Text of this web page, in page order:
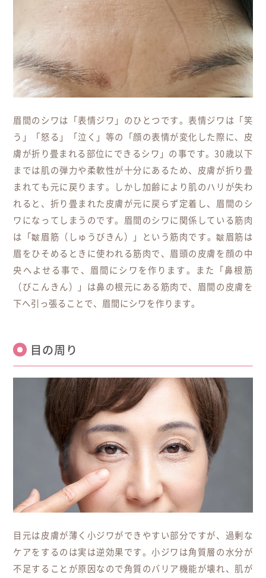
眉間のシワは「表情ジワ」のひとつです。表情ジワは「笑
う」「怒る」「泣く」等の「顔の表情が変化した際に、皮
膚が折り畳まれる部位にできるシワ」の事です。30歳以下
までは肌の弾力や柔軟性が十分にあるため、皮膚が折り畳
まれても元に戻ります。しかし加齢により肌のハリが失わ
れると、折り畳まれた皮膚が元に戻らず定着し、眉間のシ
ワになってしまうのです。眉間のシワに関係している筋肉
は「皺眉筋 （しゅうびきん）
」という筋肉です。皺眉筋は
眉をひそめるときに使われる筋肉で、眉頭の皮膚を顔の中
央へよせる事で、眉間にシワを作ります。また「鼻根筋
（びこんきん）
」は鼻の根元にある筋肉で、眉間の皮膚を
下へ引っ張ることで、眉間にシワを作ります。
目の周り
目元は皮膚が薄く小ジワができやすい部分ですが、過剰な
ケアをするのは実は逆効果です。小ジワは角質層の水分が
不足することが原因なので角質のバリア機能が壊れ、肌が